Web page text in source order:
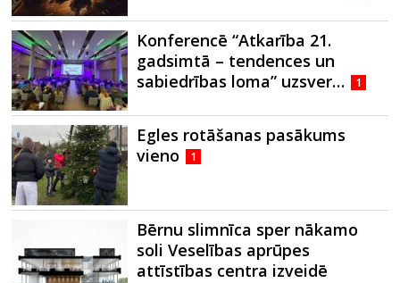
Konferencē “Atkarība 21.
gadsimtā – tendences un
sabiedrības loma” uzsver…
1
Egles rotāšanas pasākums
vieno
1
Bērnu slimnīca sper nākamo
soli Veselības aprūpes
attīstības centra izveidē